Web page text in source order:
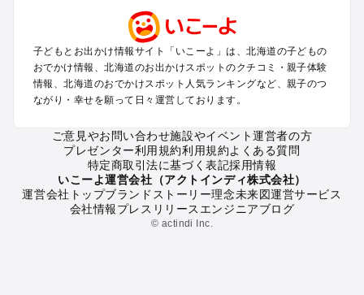
函館・湯の川温泉・大沼・松前のプールお出かけ
帯広・十勝・サホロ・狩勝高原のプールお出かけ
千歳・石狩・空知・美唄のプールお出かけ
小樽・積丹・キロロのプールお出かけ
富良野・美瑛・トマム・占冠のプールお出かけ
知床・ウトロ・羅臼・網走・北見のプールお出かけ
釧路・阿寒・屈斜路・川湯・根室のプールお出かけ
えりも・日高・新冠のプールお出かけ
稚内・宗谷岬・留萌のプールお出かけ
離島（利尻・礼文・天売・焼尻）のプールお出かけ
子どもとお出かけ情報サイト「いこーよ」は、北海道の子どもの
おでかけ情報、北海道のお出かけスポットのクチコミ・親子体験
情報、北海道のおでかけスポット人気ランキングなど、親子のつ
ながり・幸せを願って日々運営しております。
ご意見やお問い合わせ施設やイベント運営者の方
プレゼンター利用規約利用規約よくある質問
特定商取引法に基づく表記採用情報
いこーよ運営会社（アクトインディ株式会社）
運営会社トップブランドストーリー理念未来図運営サービス
会社情報プレスリリース エンジニアブログ
© actindi Inc.